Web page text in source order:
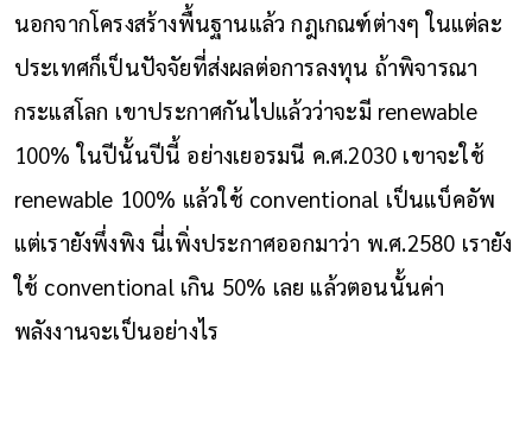
นอกจากโครงสร้างพื้นฐานแล้ว กฎเกณฑ์ต่างๆ ในแต่ละ
ประเทศก็เป็นปัจจัยที่ส่งผลต่อการลงทุน ถ้าพิจารณา
กระแสโลก เขาประกาศกันไปแล้วว่าจะมี renewable
100% ในปีนั้นปีนี้ อย่างเยอรมนี ค.ศ.2030 เขาจะใช้
renewable 100% แล้วใช้ conventional เป็นแบ็คอัพ
แต่เรายังพึ่งพิง นี่เพิ่งประกาศออกมาว่า พ.ศ.2580 เรายัง
ใช้ conventional เกิน 50% เลย แล้วตอนนั้นค่า
พลังงานจะเป็นอย่างไร